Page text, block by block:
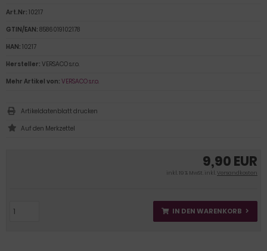
9,90 EUR
inkl. 19 % MwSt. inkl.Versandkosten
IN DEN WARENKORB
Art.Nr: 10217
GTIN/EAN: 8586019102178
HAN: 10217
Hersteller: VERSACO s.r.o.
Mehr Artikel von: VERSACO s.r.o.
Artikeldatenblatt drucken